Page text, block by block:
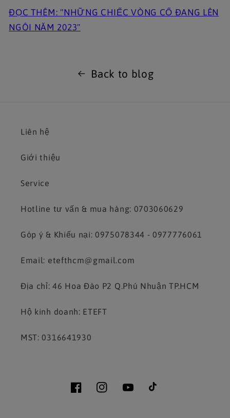
ĐỌC THÊM: "NHỮNG CHIẾC VÒNG CỔ ĐANG LÊN
NGÔI NĂM 2023"
Back to blog
Liên hệ
Giới thiệu
Service
Hotline tư vấn & mua hàng: 0703060629
Góp ý & Khiếu nại: 0975078344 - 0977776061
Email: etefthcm@gmail.com
Địa chỉ: 46 Hoa Đào P2 Q.Phú Nhuận TP.HCM
Hộ kinh doanh: ETEFT
MST: 0316641930
FacebookInstagramYouTubeTikTok